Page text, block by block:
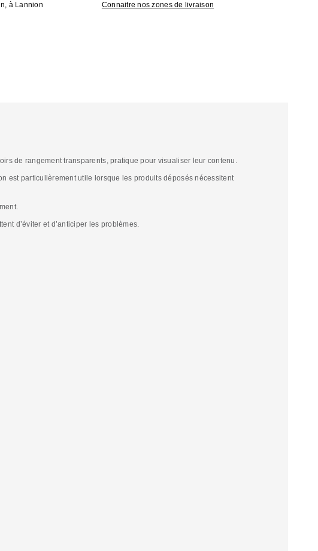
à Lannion
Connaitre nos zones de livraison
de rangement transparents, pratique pour visualiser leur contenu.
est particulièrement utile lorsque les produits déposés nécessitent
d’éviter et d’anticiper les problèmes.